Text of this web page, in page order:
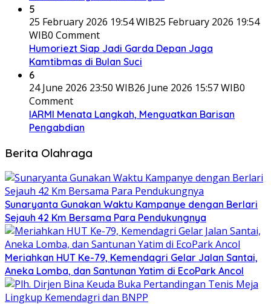
5
25 February 2026 19:54 WIB25 February 2026 19:54
WIB0 Comment
Humoriezt Siap Jadi Garda Depan Jaga
Kamtibmas di Bulan Suci
6
24 June 2026 23:50 WIB26 June 2026 15:57 WIB0
Comment
IARMI Menata Langkah, Menguatkan Barisan
Pengabdian
Berita Olahraga
Sunaryanta Gunakan Waktu Kampanye dengan Berlari
Sejauh 42 Km Bersama Para Pendukungnya
Meriahkan HUT Ke-79, Kemendagri Gelar Jalan Santai,
Aneka Lomba, dan Santunan Yatim di EcoPark Ancol